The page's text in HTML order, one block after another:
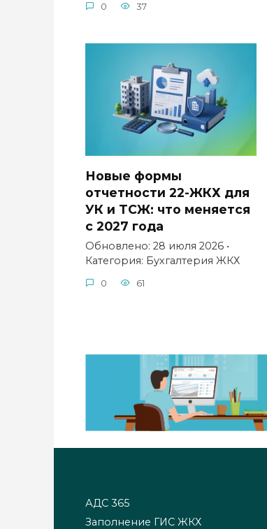
0 37
Новые формы
отчетности 22-ЖКХ для
УК и ТСЖ: что меняется
с 2027 года
Обновлено: 28 июля 2026 •
Категория: Бухгалтерия ЖКХ
0 61
АДС 365
Заполнение ГИС ЖКХ